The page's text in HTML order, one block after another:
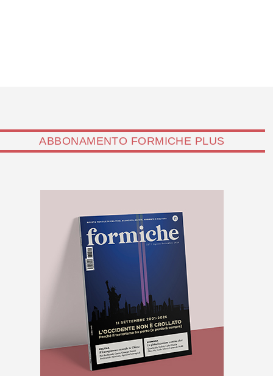
ABBONAMENTO FORMICHE PLUS